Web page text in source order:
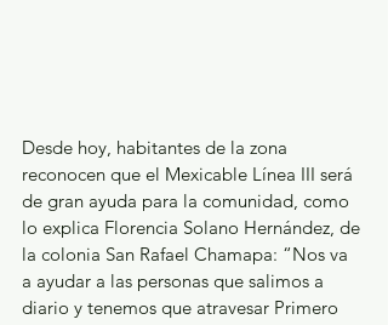
Desde hoy, habitantes de la zona
reconocen que el Mexicable Línea III será
de gran ayuda para la comunidad, como
lo explica Florencia Solano Hernández, de
la colonia San Rafael Chamapa: “Nos va
a ayudar a las personas que salimos a
diario y tenemos que atravesar Primero